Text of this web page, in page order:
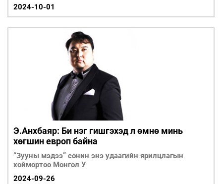
2024-10-01
Э.Анхбаяр: Би нэг гишгэхэд л өмнө минь
хөгшин европ байна
“Зууны мэдээ” сонин энэ удаагийн ярилцлагын
хоймортоо Монгол У
2024-09-26